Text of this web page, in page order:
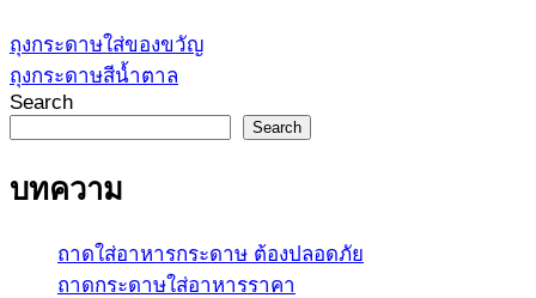
ถุงกระดาษใส่ของขวัญ
ถุงกระดาษสีน้ำตาล
Search
Search
บทความ
ถาดใส่อาหารกระดาษ ต้องปลอดภัย
ถาดกระดาษใส่อาหารราคา